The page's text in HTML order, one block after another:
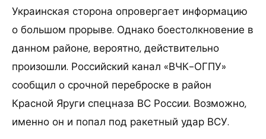
Украинская сторона опровергает информацию
о большом прорыве. Однако боестолкновение в
данном районе, вероятно, действительно
произошли. Российский канал «ВЧК-ОГПУ»
сообщил о срочной переброске в район
Красной Яруги спецназа ВС России. Возможно,
именно он и попал под ракетный удар ВСУ.